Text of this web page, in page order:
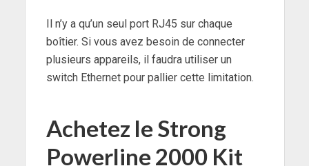
Il n’y a qu’un seul port RJ45 sur chaque
boîtier. Si vous avez besoin de connecter
plusieurs appareils, il faudra utiliser un
switch Ethernet pour pallier cette limitation.
Achetez le Strong
Powerline 2000 Kit